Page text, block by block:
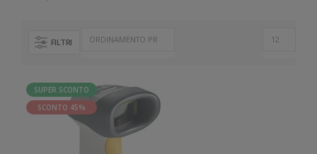
FILTRI
SUPER SCONTO
SCONTO 45%